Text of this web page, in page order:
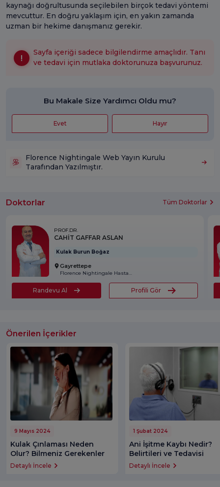
kaynağı doğrultusunda seçilebilen birçok tedavi yöntemi
mevcuttur. En doğru yaklaşım için, en yakın zamanda
uzman bir hekime danışmanız gerekir.
Sayfa içeriği sadece bilgilendirme amaçlıdır. Tanı
ve tedavi için mutlaka doktorunuza başvurunuz.
Bu Makale Size Yardımcı Oldu mu?
Evet Hayır
Florence Nightingale Web Yayın Kurulu
Tarafından Yazılmıştır.
Doktorlar Tüm Doktorlar
PROF.DR.
CAHİT GAFFAR ASLAN
Kulak Burun Boğaz
Gayrettepe
Florence Nightingale Hastanesi
Randevu Al Profili Gör
Önerilen İçerikler
9 Mayıs 2024
Kulak Çınlaması Neden
Olur? Bilmeniz Gerekenler
Detaylı İncele
1 Şubat 2024
Ani İşitme Kaybı Nedir?
Belirtileri ve Tedavisi
Detaylı İncele